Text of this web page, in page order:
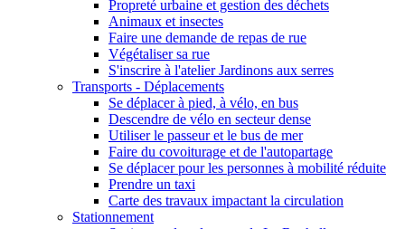
Propreté urbaine et gestion des déchets
Animaux et insectes
Faire une demande de repas de rue
Végétaliser sa rue
S'inscrire à l'atelier Jardinons aux serres
Transports - Déplacements
Se déplacer à pied, à vélo, en bus
Descendre de vélo en secteur dense
Utiliser le passeur et le bus de mer
Faire du covoiturage et de l'autopartage
Se déplacer pour les personnes à mobilité réduite
Prendre un taxi
Carte des travaux impactant la circulation
Stationnement